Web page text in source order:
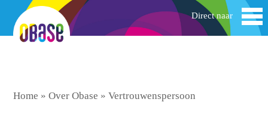
Home »Over Obase »Vertrouwenspersoon